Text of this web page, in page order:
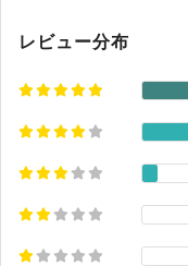
レビュー分布